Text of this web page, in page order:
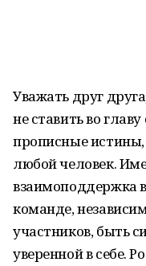
Уважать друг
не ставить во
прописные
любой человек.
взаимоподдержка
команде,
участников, быть
уверенной в себе.